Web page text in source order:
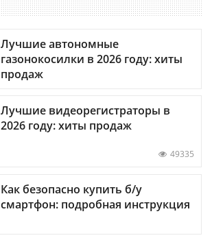
Лучшие автономные
газонокосилки в 2026 году: хиты
продаж
Лучшие видеорегистраторы в
2026 году: хиты продаж
49335
Как безопасно купить б/у
смартфон: подробная инструкция